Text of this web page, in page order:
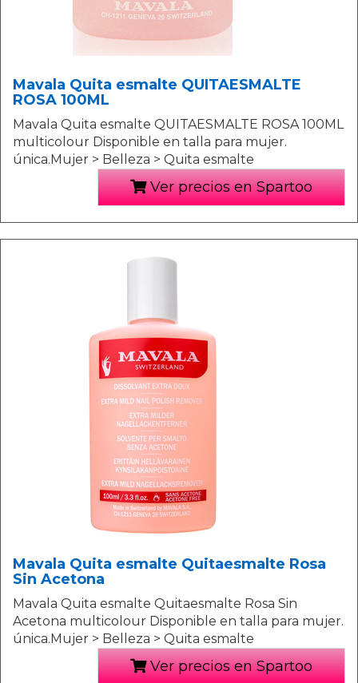
Mavala Quita esmalte QUITAESMALTE
ROSA 100ML
Mavala Quita esmalte QUITAESMALTE ROSA 100ML
multicolour Disponible en talla para mujer.
única.Mujer > Belleza > Quita esmalte
Ver precios en Spartoo
Mavala Quita esmalte Quitaesmalte Rosa
Sin Acetona
Mavala Quita esmalte Quitaesmalte Rosa Sin
Acetona multicolour Disponible en talla para mujer.
única.Mujer > Belleza > Quita esmalte
Ver precios en Spartoo